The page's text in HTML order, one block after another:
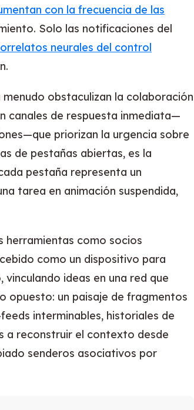
con la frecuencia de las
Solo las notificaciones del
neurales del control
obstaculizan la colaboración
canales de respuesta inmediata—
priorizan la urgencia sobre
de pestañas abiertas, es la
pestaña representa un
tarea en animación suspendida,
herramientas como socios
como un dispositivo para
ideas en una red que
opuesto: un paisaje de fragmentos
interminables, historiales de
a reconstruir el contexto desde
senderos asociativos por